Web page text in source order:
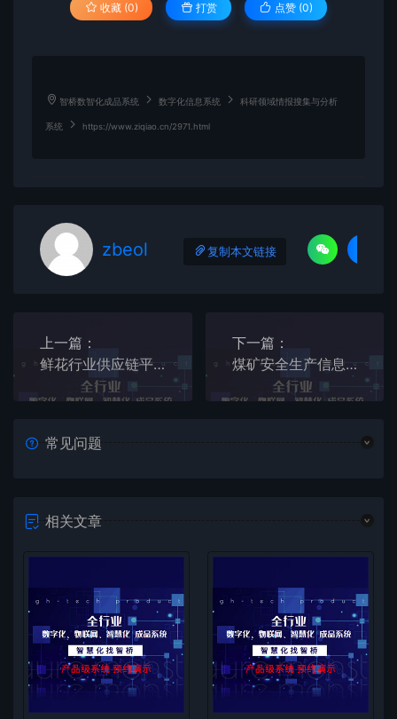
收藏 (0) 打赏 点赞 (0)
智桥数智化成品系统 数字化信息系统 科研领域情报搜集与分析
系统 https://www.ziqiao.cn/2971.html
zbeol 复制本文链接
上一篇：
鲜花行业供应链平台
下一篇：
煤矿安全生产信息管理系统
常见问题
相关文章